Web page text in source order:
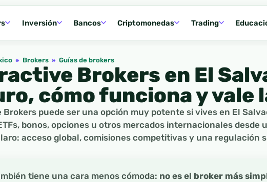
Inversión Bancos Criptomonedas Trading
» Brokers » Guías de brokers
Brokers en El
cómo funciona y vale
puede ser una opción muy potente si vives en El
bonos, opciones u otros mercados internacionales desde
acceso global, comisiones competitivas y una regulación
tiene una cara menos cómoda: no es el broker más